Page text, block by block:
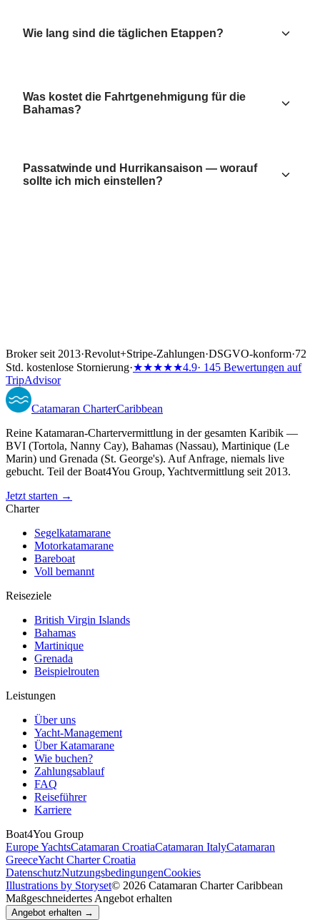
Wie lang sind die täglichen Etappen?
Was kostet die Fahrtgenehmigung für die
Bahamas?
Passatwinde und Hurrikansaison — worauf
sollte ich mich einstellen?
Broker seit 2013·Revolut+Stripe-Zahlungen·DSGVO-konform·72
Std. kostenlose Stornierung·★★★★★4.9· 145 Bewertungen auf
TripAdvisor
Catamaran CharterCaribbean
Reine Katamaran-Chartervermittlung in der gesamten Karibik —
BVI (Tortola, Nanny Cay), Bahamas (Nassau), Martinique (Le
Marin) und Grenada (St. George's). Auf Anfrage, niemals live
gebucht. Teil der Boat4You Group, Yachtvermittlung seit 2013.
Jetzt starten →
Charter
Segelkatamarane
Motorkatamarane
Bareboat
Voll bemannt
Reiseziele
British Virgin Islands
Bahamas
Martinique
Grenada
Beispielrouten
Leistungen
Über uns
Yacht-Management
Über Katamarane
Wie buchen?
Zahlungsablauf
FAQ
Reiseführer
Karriere
Boat4You Group
Europe YachtsCatamaran CroatiaCatamaran ItalyCatamaran
GreeceYacht Charter Croatia
DatenschutzNutzungsbedingungenCookies
Illustrations by Storyset© 2026 Catamaran Charter Caribbean
Maßgeschneidertes Angebot erhalten
Angebot erhalten →